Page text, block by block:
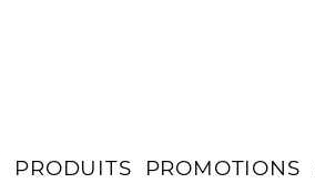
PRODUITS PROMOTIONS